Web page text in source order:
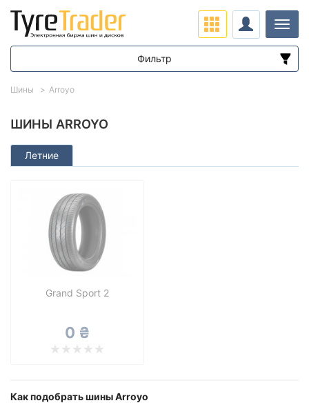
ШИНЫ ARROYO
Летние
Grand Sport 2
0 ₴
Как подобрать шины Arroyo
Шины Arroyo
Фильтр
Диапазон цен
Подбор по параметрам
Тип транспортного средства